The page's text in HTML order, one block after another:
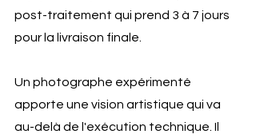
post-traitement qui prend 3 à 7 jours
pour la livraison finale.
Un photographe expérimenté
apporte une vision artistique qui va
au-delà de l'exécution technique. Il